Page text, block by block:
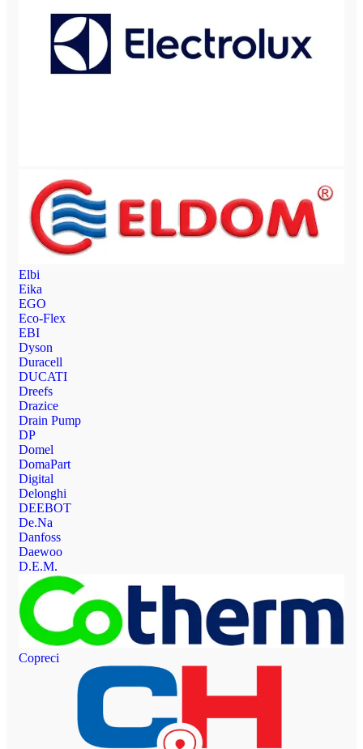
Elbi
Eika
EGO
Eco-Flex
EBI
Dyson
Duracell
DUCATI
Dreefs
Drazice
Drain Pump
DP
Domel
DomaPart
Digital
Delonghi
DEEBOT
De.Na
Danfoss
Daewoo
D.E.M.
Copreci